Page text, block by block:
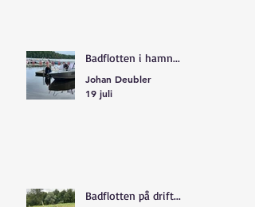
Badflotten i hamn...
Johan Deubler
19 juli
Badflotten på drift...